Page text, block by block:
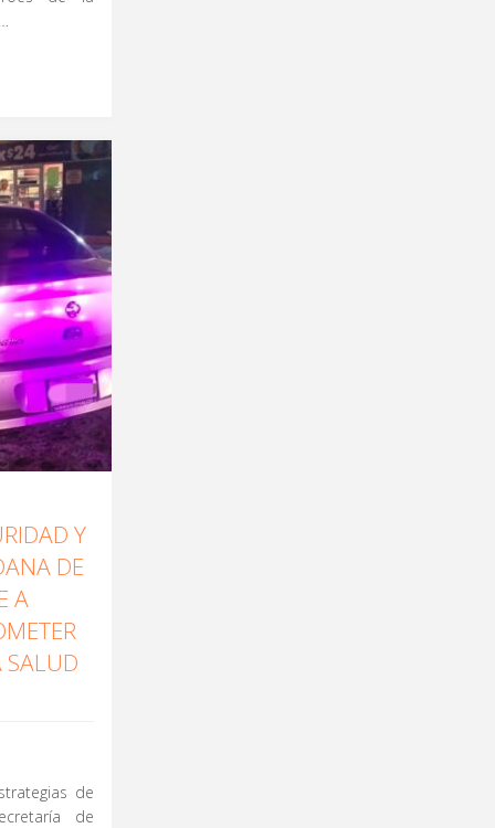
Y
DE
A
SALUD
de
de